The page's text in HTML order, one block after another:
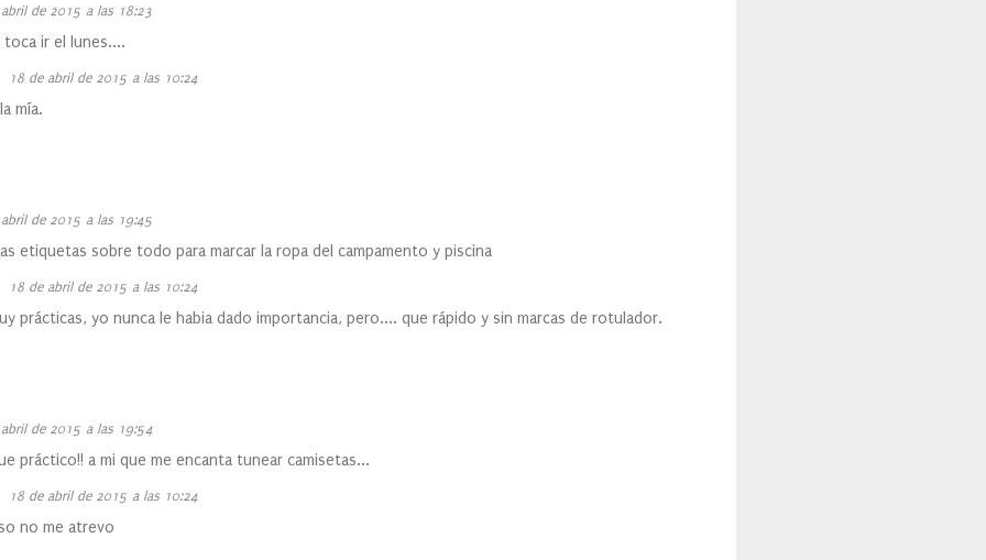
abril de 2015 a las 18:23
ir el lunes....
18 de abril de 2015 a las 10:24
mía.
abril de 2015 a las 19:45
etiquetas sobre todo para marcar la ropa del campamento y piscina
18 de abril de 2015 a las 10:24
prácticas, yo nunca le habia dado importancia, pero.... que rápido y sin marcas de rotulador.
abril de 2015 a las 19:54
práctico!! a mi que me encanta tunear camisetas...
18 de abril de 2015 a las 10:24
no me atrevo